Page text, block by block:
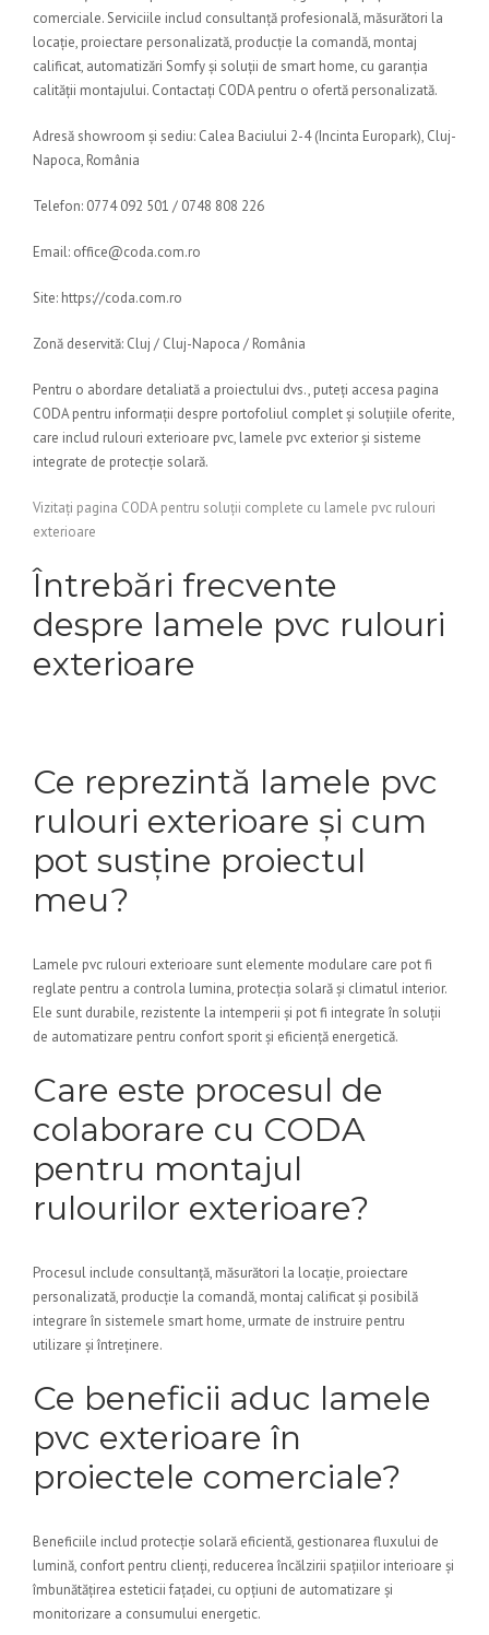
comerciale. Serviciile includ consultanță profesională, măsurători la
locație, proiectare personalizată, producție la comandă, montaj
calificat, automatizări Somfy și soluții de smart home, cu garanția
calității montajului. Contactați CODA pentru o ofertă personalizată.
Adresă showroom și sediu: Calea Baciului 2-4 (Incinta Europark), Cluj-
Napoca, România
Telefon: 0774 092 501 / 0748 808 226
Email: office@coda.com.ro
Site: https://coda.com.ro
Zonă deservită: Cluj / Cluj-Napoca / România
Pentru o abordare detaliată a proiectului dvs., puteți accesa pagina
CODA pentru informații despre portofoliul complet și soluțiile oferite,
care includ rulouri exterioare pvc, lamele pvc exterior și sisteme
integrate de protecție solară.
Vizitați pagina CODA pentru soluții complete cu lamele pvc rulouri
exterioare
Întrebări frecvente
despre lamele pvc rulouri
exterioare
Ce reprezintă lamele pvc
rulouri exterioare și cum
pot susține proiectul
meu?
Lamele pvc rulouri exterioare sunt elemente modulare care pot fi
reglate pentru a controla lumina, protecția solară și climatul interior.
Ele sunt durabile, rezistente la intemperii și pot fi integrate în soluții
de automatizare pentru confort sporit și eficiență energetică.
Care este procesul de
colaborare cu CODA
pentru montajul
rulourilor exterioare?
Procesul include consultanță, măsurători la locație, proiectare
personalizată, producție la comandă, montaj calificat și posibilă
integrare în sistemele smart home, urmate de instruire pentru
utilizare și întreținere.
Ce beneficii aduc lamele
pvc exterioare în
proiectele comerciale?
Beneficiile includ protecție solară eficientă, gestionarea fluxului de
lumină, confort pentru clienți, reducerea încălzirii spațiilor interioare și
îmbunătățirea esteticii fațadei, cu opțiuni de automatizare și
monitorizare a consumului energetic.